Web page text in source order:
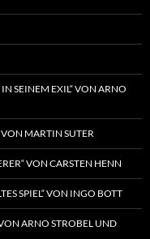
SEINEM EXIL“ VON ARNO
MARTIN SUTER
VON CARSTEN HENN
SPIEL“ VON INGO BOTT
ARNO STROBEL UND